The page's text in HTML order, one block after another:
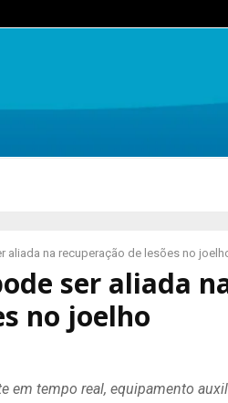
aliada na recuperação de lesões no
ser aliada
no joelho
em tempo real, equipamento